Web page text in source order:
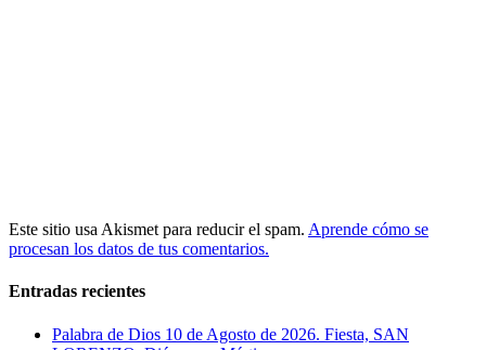
Este sitio usa Akismet para reducir el spam. Aprende cómo se
procesan los datos de tus comentarios.
Entradas recientes
Palabra de Dios 10 de Agosto de 2026. Fiesta, SAN